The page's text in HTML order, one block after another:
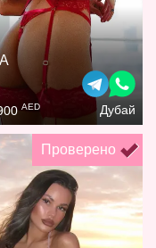
AED Дубай
Проверено